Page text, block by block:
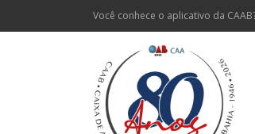
Você conhece o aplicativo da